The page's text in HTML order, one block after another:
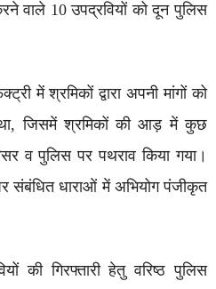
वाले 10 उपद्रवियों को दून पुलिस
में श्रमिकों द्वारा अपनी मांगों को
था, जिसमें श्रमिकों की आड़ में कुछ
व पुलिस पर पथराव किया गया।
संबंधित धाराओं में अभियोग पंजीकृत
की गिरफ्तारी हेतु वरिष्ठ पुलिस